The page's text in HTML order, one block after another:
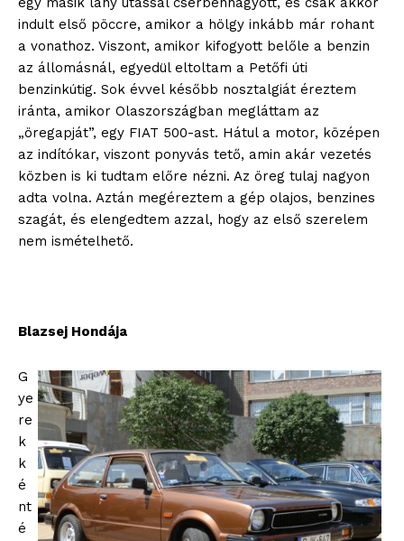
blogSZOLNOK
szubjektív élményportál
ELŐFIZETÉS
Hasznos
indult első pöccre, amikor a hölgy inkább már rohant
a vonathoz. Viszont, amikor kifogyott belőle a benzin
az állomásnál, egyedül eltoltam a Petőfi úti
benzinkútig. Sok évvel később nosztalgiát éreztem
iránta, amikor Olaszországban megláttam az
„öregapját”, egy FIAT 500-ast. Hátul a motor, középen
az indítókar, viszont ponyvás tető, amin akár vezetés
közben is ki tudtam előre nézni. Az öreg tulaj nagyon
adta volna. Aztán megéreztem a gép olajos, benzines
szagát, és elengedtem azzal, hogy az első szerelem
nem ismételhető.
Blazsej Hondája
G
ye
re
k
k
é
nt
é